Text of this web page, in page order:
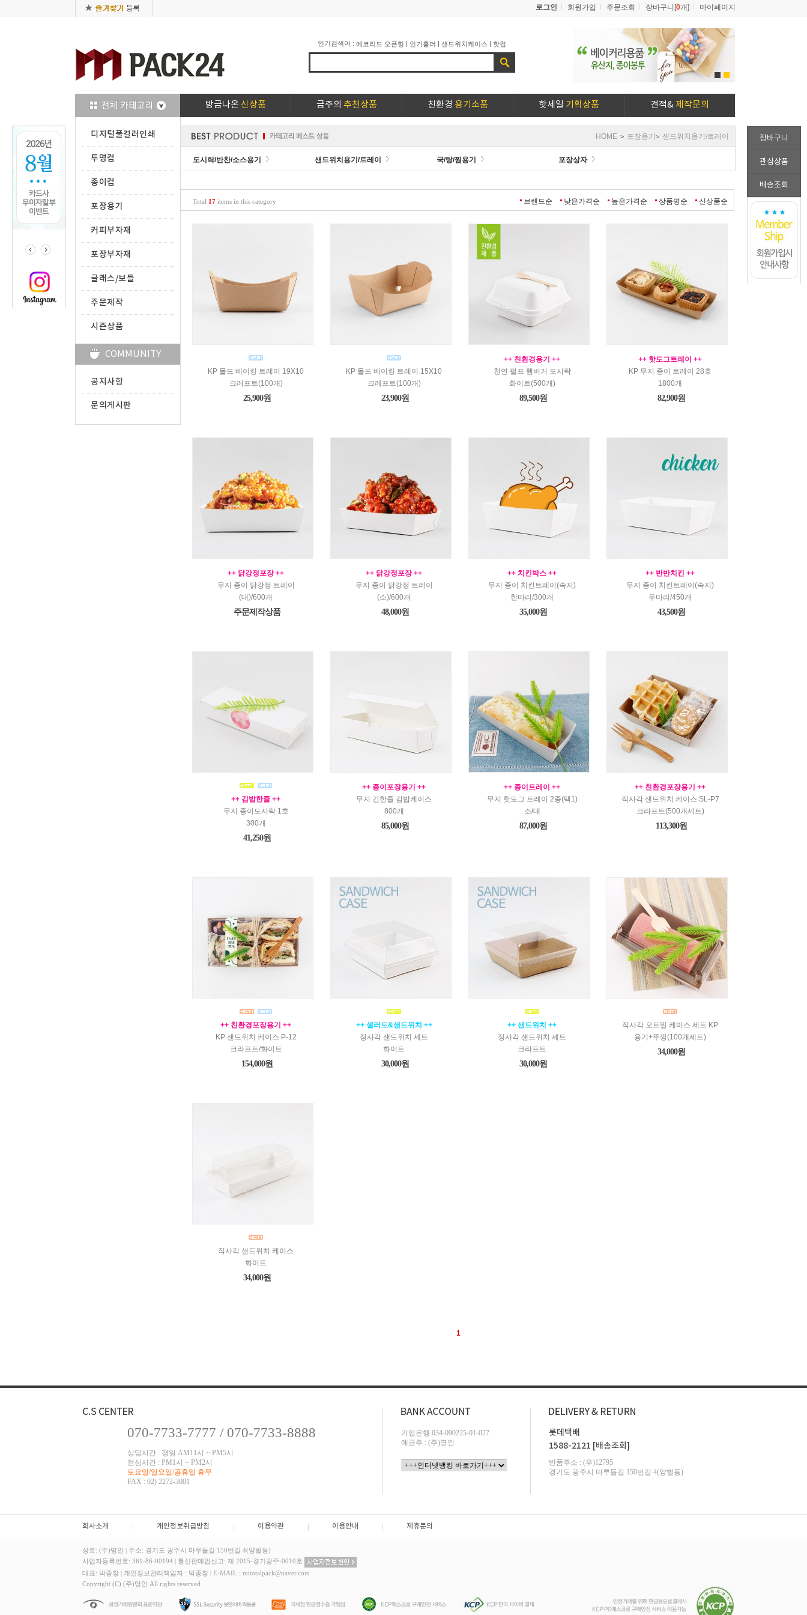
장바구니
관심상품
배송조회
로그인 회원가입 주문조회 장바구니[0개] 마이페이지
인기검색어 : 에코리드 오픈형 | 인기홀더 | 샌드위치케이스 | 핫컵
방금나온 신상품 금주의 추천상품 친환경 용기소품 핫세일 기획상품 견적&제작문의
디지털풀컬러인쇄
투명컵
종이컵
포장용기
커피부자재
포장부자재
글래스/보틀
주문제작
시즌상품
COMMUNITY
공지사항
문의게시판
HOME > 포장용기 > 샌드위치용기/트레이
도시락/반찬/소스용기 샌드위치용기/트레이 국/탕/찜용기 포장상자
Total 17 items in this category 브랜드순 낮은가격순 높은가격순 상품명순 신상품순
KP 몰드 베이킹 트레이 19X10
크레프트(100개)
25,900원
KP 몰드 베이킹 트레이 15X10
크레프트(100개)
23,900원
++ 친환경용기 ++
천연 펄프 햄버거 도시락
화이트(500개)
89,500원
++ 핫도그트레이 ++
KP 무지 종이 트레이 28호
1800개
82,900원
++ 닭강정포장 ++
무지 종이 닭강정 트레이
(대)/600개
주문제작상품
++ 닭강정포장 ++
무지 종이 닭강정 트레이
(소)/600개
48,000원
++ 치킨박스 ++
무지 종이 치킨트레이(속지)
한마리/300개
35,000원
++ 반반치킨 ++
무지 종이 치킨트레이(속지)
두마리/450개
43,500원
++ 김밥한줄 ++
무지 종이도시락 1호
300개
41,250원
++ 종이포장용기 ++
무지 긴한줄 김밥케이스
800개
85,000원
++ 종이트레이 ++
무지 핫도그 트레이 2종(택1)
소/대
87,000원
++ 친환경포장용기 ++
직사각 샌드위치 케이스 SL-P7
크라프트(500개세트)
113,300원
++ 친환경포장용기 ++
KP 샌드위치 케이스 P-12
크라프트/화이트
154,000원
++ 샐러드&샌드위치 ++
정사각 샌드위치 세트
화이트
30,000원
++ 샌드위치 ++
정사각 샌드위치 세트
크라프트
30,000원
직사각 오트밀 케이스 세트 KP
용기+뚜껑(100개세트)
34,000원
직사각 샌드위치 케이스
화이트
34,000원
1
070-7733-7777 / 070-7733-8888
상담시간 : 평일 AM11시 ~ PM5시
점심시간 : PM1시 ~ PM2시
토요일/일요일/공휴일 휴무
FAX : 02) 2272-3001
기업은행 034-090225-01-027
예금주 : (주)명인
롯데택배
1588-2121 [배송조회]
반품주소 : (우)12795
경기도 광주시 마루들길 150번길 4(양벌동)
회사소개 개인정보취급방침 이용약관 이용안내 제휴문의
상호: (주)명인
주소: 경기도 광주시 마루들길 150번길 4(양벌동)
사업자등록번호: 361-86-00194
통신판매업신고: 제 2015-경기광주-0010호
대표: 박종창 | 개인정보관리책임자 : 박종창 | E-MAIL : mitotalpack@naver.com
Copyright (C) (주)명인 All rights reserved.